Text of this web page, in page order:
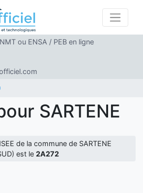
ou ENSA / PEB en ligne
SARTENE
de la commune de SARTENE
est le 2A272